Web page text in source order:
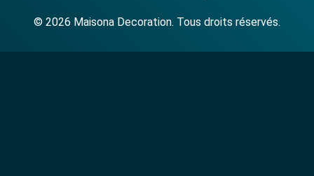
© 2026 Maisona Decoration. Tous droits réservés.